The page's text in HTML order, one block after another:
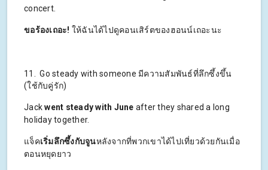
concert.
ขอร้องเถอะ! ให้ฉันได้ไปดูคอนเสิร์ตของฮอนน์เถอะนะ
11. Go steady with someone มีความสัมพันธ์ที่ลึกซึ้งขึ้น
(ใช้กับคู่รัก)
Jackwent steady with June after they shared a long
holiday together.
แจ็คเริ่มลึกซึ้งกับจูนหลังจากที่พวกเขาได้ไปเที่ยวด้วยกันเมื่อ
ตอนหยุดยาว